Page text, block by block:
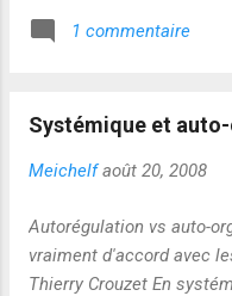
capacité de penser qui
1 commentaire
Systémique et
Meichelf août 20, 2008
Autorégulation vs auto-
vraiment d'accord avec
Thierry Crouzet En